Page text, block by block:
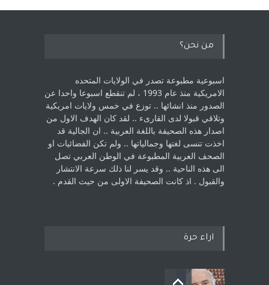
من نحن؟
اسبوعية مطبوعة تصدر في الولايات المتحده
الامريكية منذ عام 1993 ، لم ‏تنقطع اسبوعا واحدا عن
الصدور منذ انشائها .. توزع في خمس ولايات امريكية
‏وتلاقي قبولا لدى القارىء ..‏ لقد كان الهدف الاول من
اصدار هذه الصحيفة باللغة العربية .. ان الجالية قد
اخذت ‏تنسى لغتها وجمالياتها .. ولم تكن الفضائيات او
الصحف العربية المطبوعة في الوطن ‏العربي تصل
الى هذه الناحية .. وقد يسر لنا ذلك سرعة الانتشار
والقبول . اذ كانت ‏الصحيفة الاولى من حيث القدم . ‏
اراء حرة